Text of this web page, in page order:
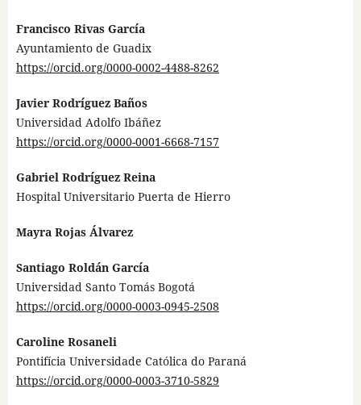
Francisco Rivas García
Ayuntamiento de Guadix
https://orcid.org/0000-0002-4488-8262
Javier Rodríguez Baños
Universidad Adolfo Ibáñez
https://orcid.org/0000-0001-6668-7157
Gabriel Rodríguez Reina
Hospital Universitario Puerta de Hierro
Mayra Rojas Álvarez
Santiago Roldán García
Universidad Santo Tomás Bogotá
https://orcid.org/0000-0003-0945-2508
Caroline Rosaneli
Pontifícia Universidade Católica do Paraná
https://orcid.org/0000-0003-3710-5829